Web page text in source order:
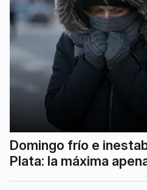
Domingo frío e
Plata: la máxima